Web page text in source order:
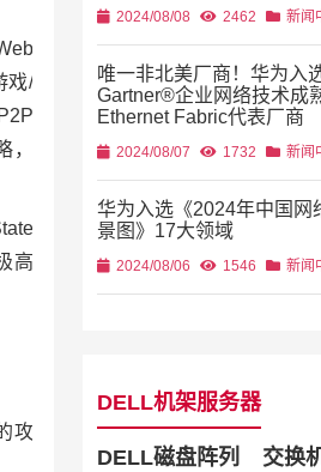
戏/
，
高
攻
2024/08/08 2462 新闻
唯一非北美厂商！华为入
Gartner®企业网络技术成
Ethernet Fabric代表厂商
2024/08/07 1732 新闻
华为入选《2024年中国网
景图》17大领域
2024/08/06 1546 新闻
DELL机架服务器
DELL磁盘阵列 交换